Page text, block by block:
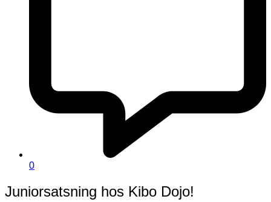
0
Juniorsatsning hos Kibo Dojo!